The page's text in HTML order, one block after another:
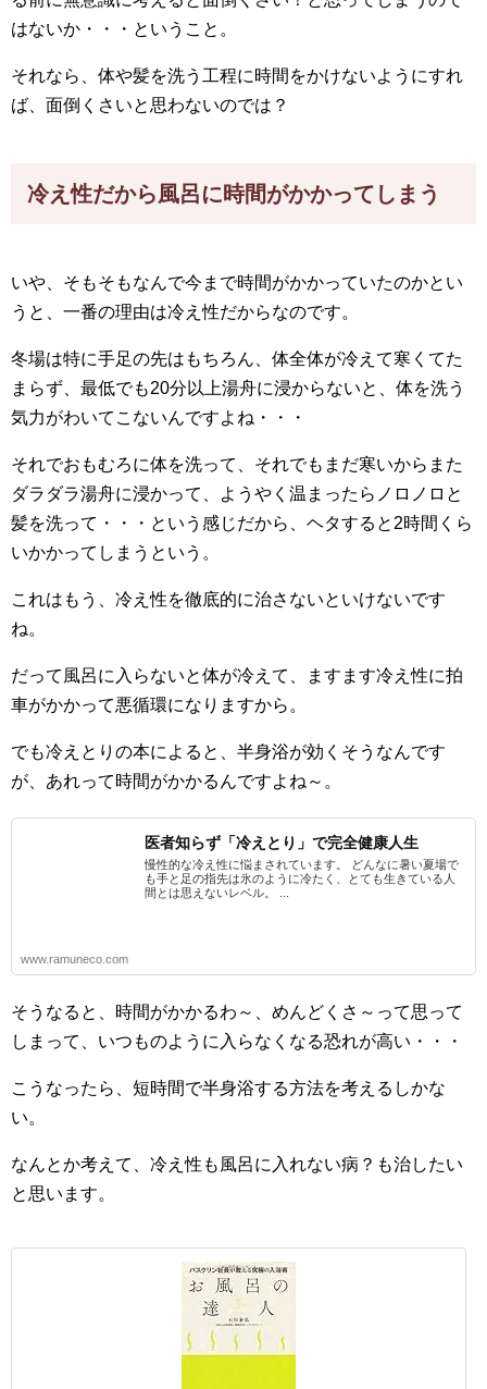
はないか・・・ということ。
それなら、体や髪を洗う工程に時間をかけないようにすれ
ば、面倒くさいと思わないのでは？
冷え性だから風呂に時間がかかってしまう
いや、そもそもなんで今まで時間がかかっていたのかとい
うと、一番の理由は冷え性だからなのです。
冬場は特に手足の先はもちろん、体全体が冷えて寒くてた
まらず、最低でも20分以上湯舟に浸からないと、体を洗う
気力がわいてこないんですよね・・・
それでおもむろに体を洗って、それでもまだ寒いからまた
ダラダラ湯舟に浸かって、ようやく温まったらノロノロと
髪を洗って・・・という感じだから、ヘタすると2時間くら
いかかってしまうという。
これはもう、冷え性を徹底的に治さないといけないです
ね。
だって風呂に入らないと体が冷えて、ますます冷え性に拍
車がかかって悪循環になりますから。
でも冷えとりの本によると、半身浴が効くそうなんです
が、あれって時間がかかるんですよね～。
医者知らず「冷えとり」で完全健康人生
慢性的な冷え性に悩まされています。 どんなに暑い夏場で
も手と足の指先は氷のように冷たく、とても生きている人
間とは思えないレベル。 ...
www.ramuneco.com
そうなると、時間がかかるわ～、めんどくさ～って思って
しまって、いつものように入らなくなる恐れが高い・・・
こうなったら、短時間で半身浴する方法を考えるしかな
い。
なんとか考えて、冷え性も風呂に入れない病？も治したい
と思います。